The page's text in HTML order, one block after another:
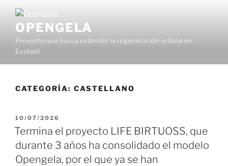
OPENGELA
Proyecto que busca extender la regeneración urbana en
Euskadi
CATEGORÍA: CASTELLANO
10/07/2026
Termina el proyecto LIFE BIRTUOSS, que
durante 3 años ha consolidado el modelo
Opengela, por el que ya se han